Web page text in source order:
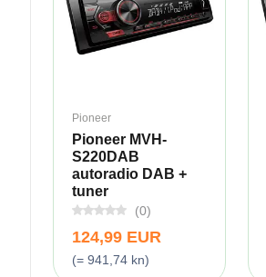
Pioneer
Pioneer MVH-
S220DAB
autoradio DAB +
tuner
(0)
124,99 EUR
(= 941,74 kn)